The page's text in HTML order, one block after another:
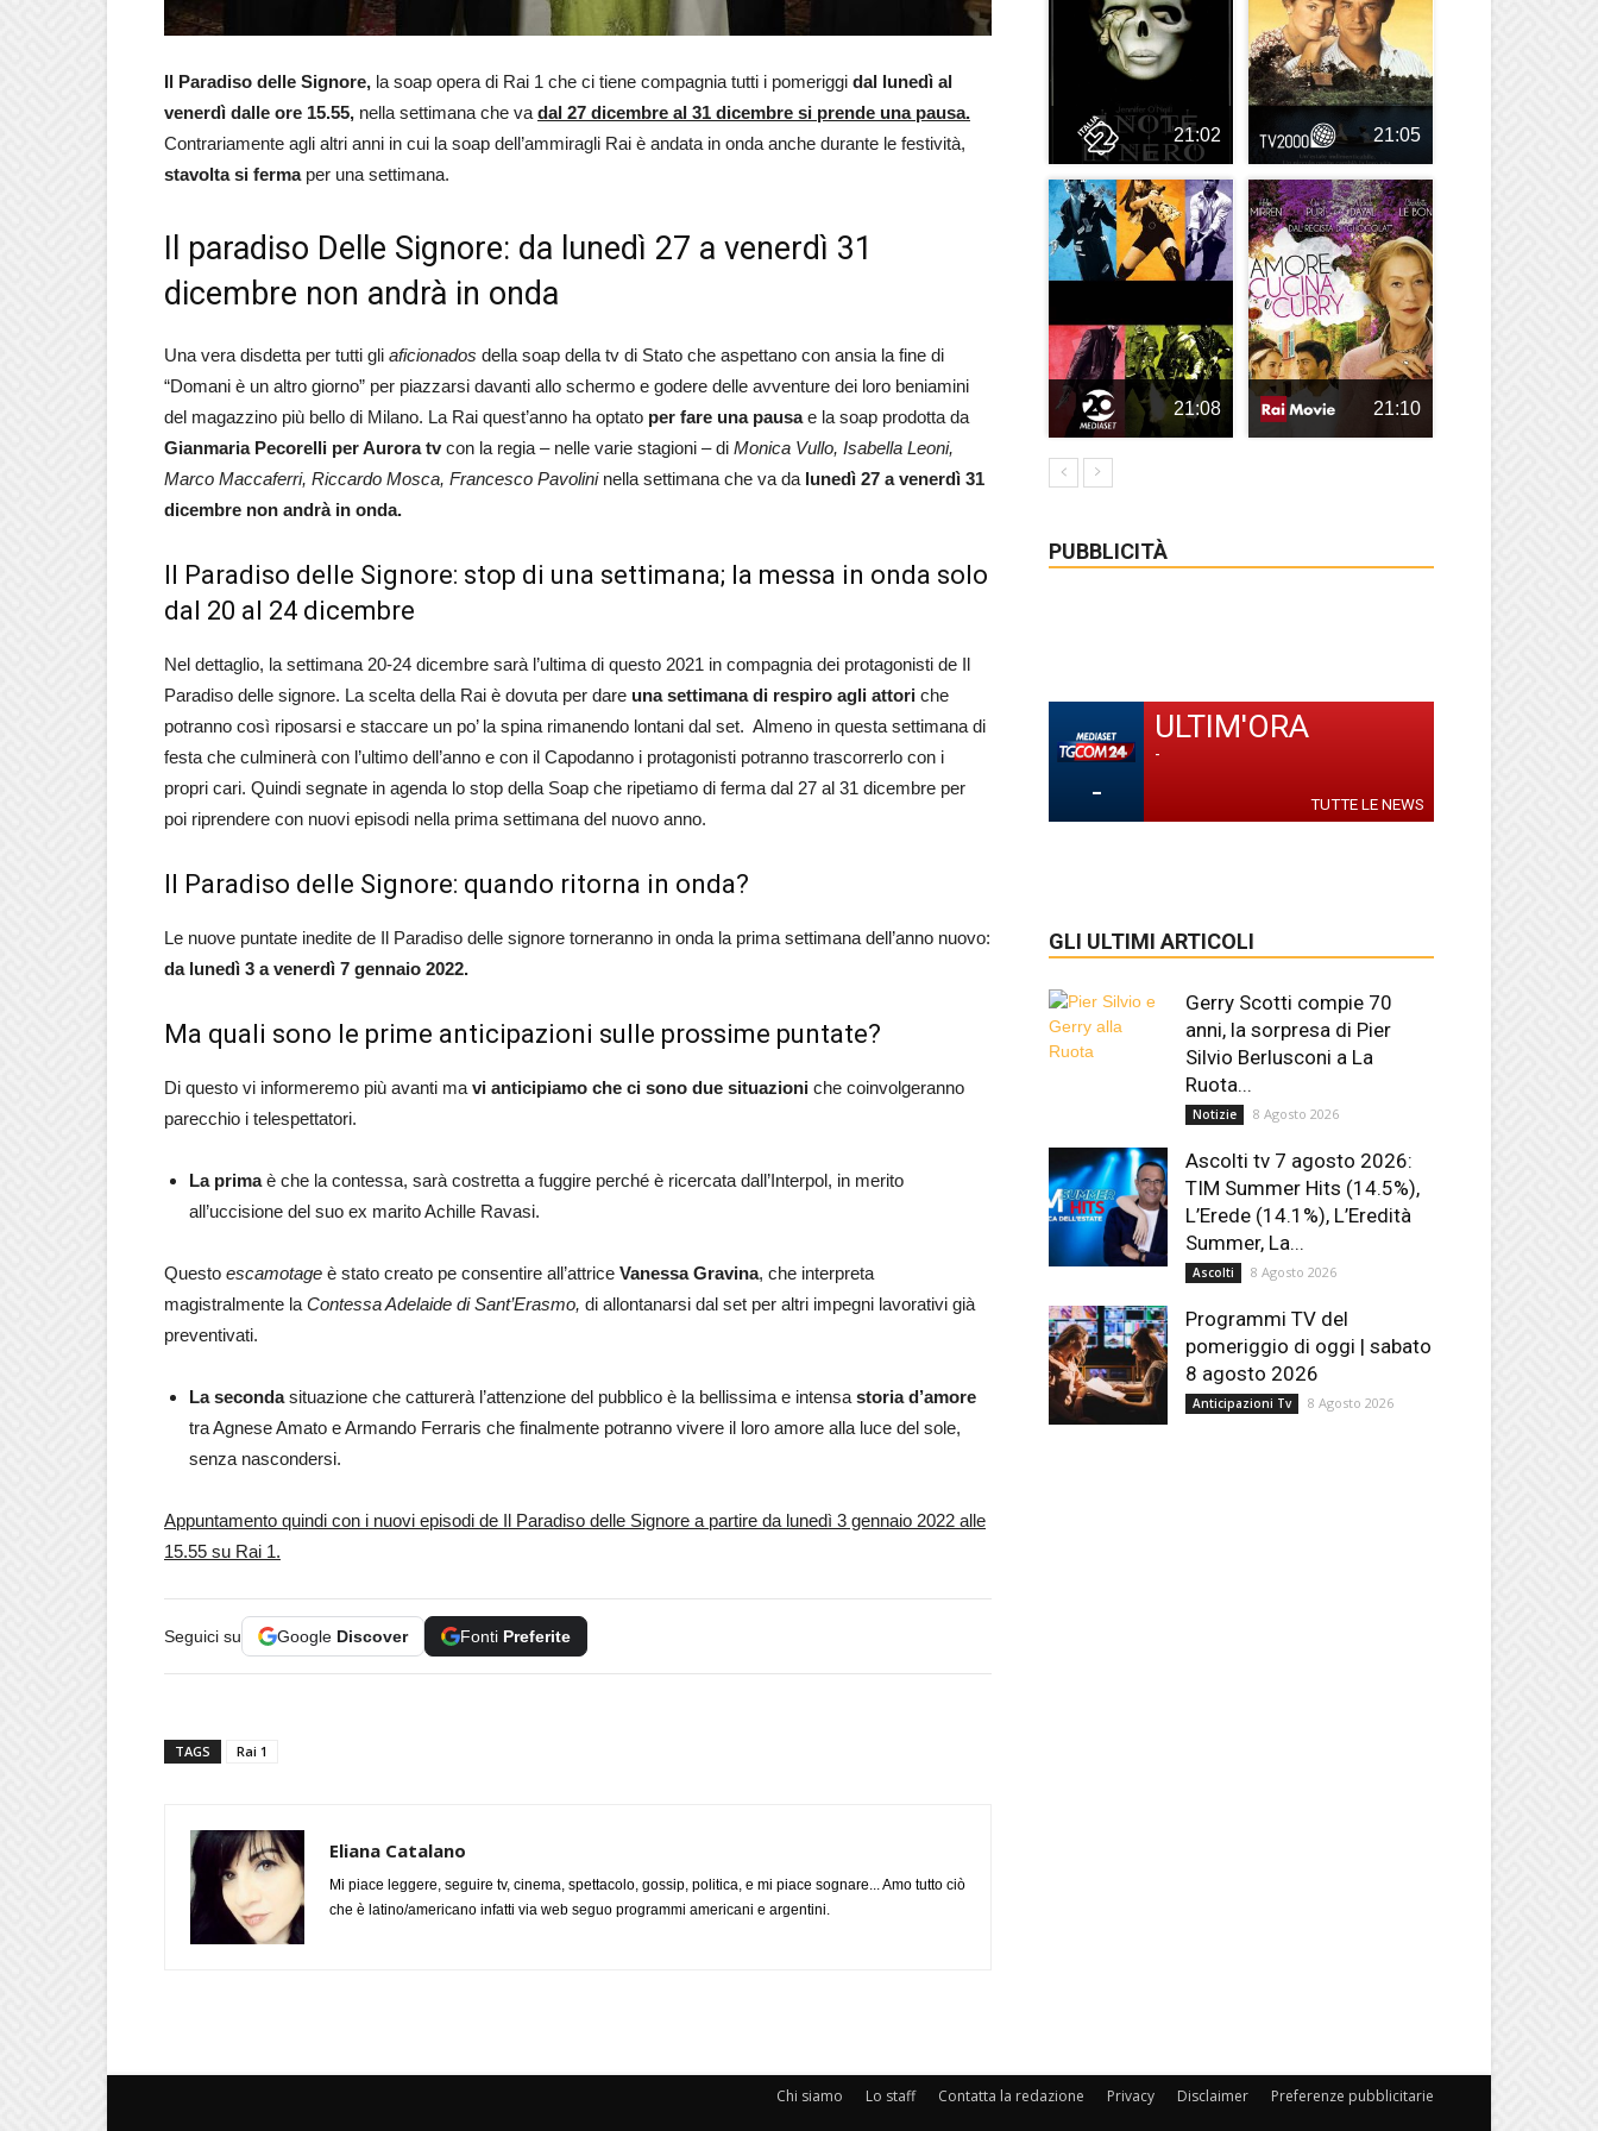
Il Paradiso delle Signore, la soap opera di Rai 1 che ci tiene compagnia tutti i pomeriggi dal lunedì al
venerdì dalle ore 15.55, nella settimana che va dal 27 dicembre al 31 dicembre si prende una pausa.
Contrariamente agli altri anni in cui la soap dell’ammiragli Rai è andata in onda anche durante le festività,
stavolta si fermaper una settimana.
Il paradiso Delle Signore: da lunedì 27 a venerdì 31
dicembre non andrà in onda
Una vera disdetta per tutti gli aficionados della soap della tv di Stato che aspettano con ansia la fine di
“Domani è un altro giorno” per piazzarsi davanti allo schermo e godere delle avventure dei loro beniamini
del magazzino più bello di Milano. La Rai quest’anno ha optato per fare una pausae la soap prodotta da
Gianmaria Pecorelli per Aurora tvcon la regia – nelle varie stagioni – di Monica Vullo, Isabella Leoni,
Marco Maccaferri, Riccardo Mosca, Francesco Pavolini nella settimana che va da lunedì 27 a venerdì 31
dicembre non andrà in onda.
Il Paradiso delle Signore: stop di una settimana; la messa in onda solo
dal 20 al 24 dicembre
Nel dettaglio, la settimana 20-24 dicembre sarà l’ultima di questo 2021 in compagnia dei protagonisti de Il
Paradiso delle signore. La scelta della Rai è dovuta per dare una settimana di respiro agli attori che
potranno così riposarsi e staccare un po’ la spina rimanendo lontani dal set. Almeno in questa settimana di
festa che culminerà con l’ultimo dell’anno e con il Capodanno i protagonisti potranno trascorrerlo con i
propri cari. Quindi segnate in agenda lo stop della Soap che ripetiamo di ferma dal 27 al 31 dicembre per
poi riprendere con nuovi episodi nella prima settimana del nuovo anno.
Il Paradiso delle Signore: quando ritorna in onda?
Le nuove puntate inedite de Il Paradiso delle signore torneranno in onda la prima settimana dell’anno nuovo:
da lunedì 3 a venerdì 7 gennaio 2022.
Ma quali sono le prime anticipazioni sulle prossime puntate?
Di questo vi informeremo più avanti ma vi anticipiamo che ci sono due situazioni che coinvolgeranno
parecchio i telespettatori.
La primaè che la contessa, sarà costretta a fuggire perché è ricercata dall’Interpol, in merito
all’uccisione del suo ex marito Achille Ravasi.
Questo escamotage è stato creato pe consentire all’attrice Vanessa Gravina, che interpreta
magistralmente la Contessa Adelaide di Sant’Erasmo, di allontanarsi dal set per altri impegni lavorativi già
preventivati.
La secondasituazione che catturerà l’attenzione del pubblico è la bellissima e intensa storia d’amore
tra Agnese Amato e Armando Ferraris che finalmente potranno vivere il loro amore alla luce del sole,
senza nascondersi.
Appuntamento quindi con i nuovi episodi de Il Paradiso delle Signore a partire da lunedì 3 gennaio 2022 alle
15.55 su Rai 1.
Seguici su Google Discover Fonti Preferite
TAGS Rai 1
Eliana Catalano
Mi piace leggere, seguire tv, cinema, spettacolo, gossip, politica, e mi piace sognare... Amo tutto ciò
che è latino/americano infatti via web seguo programmi americani e argentini.
21:02 21:05
21:08 21:10
PUBBLICITÀ
-
ULTIM'ORA
-
TUTTE LE NEWS
GLI ULTIMI ARTICOLI
Gerry Scotti compie 70
anni, la sorpresa di Pier
Silvio Berlusconi a La
Ruota...
Notizie 8 Agosto 2026
Ascolti tv 7 agosto 2026:
TIM Summer Hits (14.5%),
L’Erede (14.1%), L’Eredità
Summer, La...
Ascolti 8 Agosto 2026
Programmi TV del
pomeriggio di oggi | sabato
8 agosto 2026
Anticipazioni Tv 8 Agosto 2026
Chi siamo Lo staff Contatta la redazione Privacy Disclaimer Preferenze pubblicitarie